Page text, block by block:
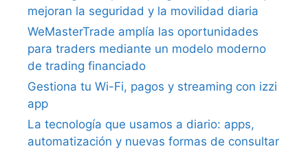
mejoran la seguridad y la movilidad diaria
WeMasterTrade amplía las oportunidades
para traders mediante un modelo moderno
de trading financiado
Gestiona tu Wi-Fi, pagos y streaming con izzi
app
La tecnología que usamos a diario: apps,
automatización y nuevas formas de consultar